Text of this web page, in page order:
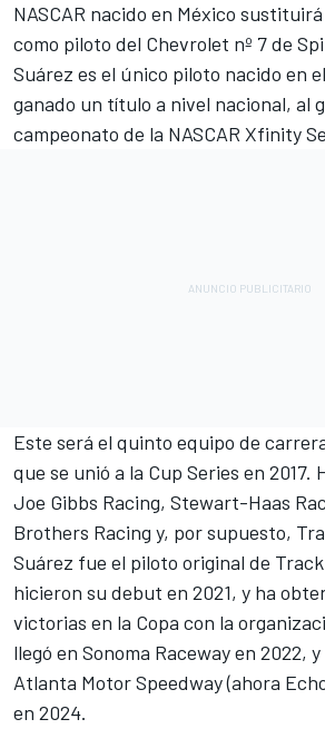
NASCAR nacido en México sustituirá
como piloto del Chevrolet nº 7 de
Suárez es el único piloto nacido en
ganado un título a nivel nacional, al
campeonato de la NASCAR Xfinity
Este será el quinto equipo de
que se unió a la Cup Series en 2017.
Joe Gibbs Racing, Stewart-Haas
Brothers Racing y, por supuesto,
Suárez fue el piloto original de
hicieron su debut en 2021, y ha
victorias en la Copa con la
llegó en Sonoma Raceway en 2022,
Atlanta Motor Speedway (ahora
en 2024.